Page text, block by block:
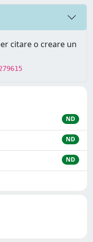
citare o creare un
ND
ND
ND